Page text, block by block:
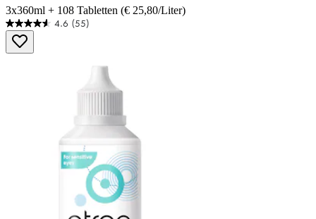
3x360ml + 108 Tabletten (€ 25,80/Liter)
4.6 (55)
4.6
von
5